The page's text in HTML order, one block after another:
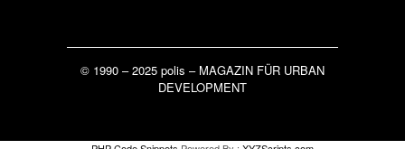
© 1990 – 2025 polis – MAGAZIN FÜR URBAN
DEVELOPMENT